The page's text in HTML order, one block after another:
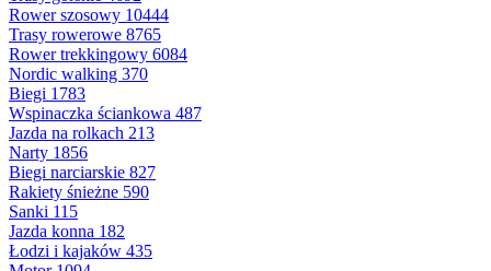
Rower szosowy 10444
Trasy rowerowe 8765
Rower trekkingowy 6084
Nordic walking 370
Biegi 1783
Wspinaczka ściankowa 487
Jazda na rolkach 213
Narty 1856
Biegi narciarskie 827
Rakiety śnieżne 590
Sanki 115
Jazda konna 182
Łodzi i kajaków 435